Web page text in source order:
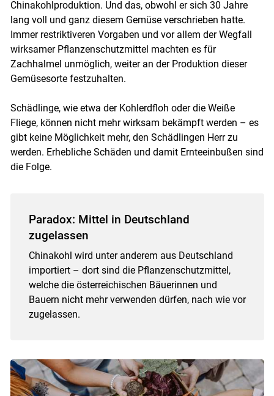
Chinakohlproduktion. Und das, obwohl er sich 30 Jahre
lang voll und ganz diesem Gemüse verschrieben hatte.
Immer restriktiveren Vorgaben und vor allem der Wegfall
wirksamer Pflanzenschutzmittel machten es für
Zachhalmel unmöglich, weiter an der Produktion dieser
Gemüsesorte festzuhalten.
Schädlinge, wie etwa der Kohlerdfloh oder die Weiße
Fliege, können nicht mehr wirksam bekämpft werden – es
gibt keine Möglichkeit mehr, den Schädlingen Herr zu
werden. Erhebliche Schäden und damit Ernteeinbußen sind
die Folge.
Paradox: Mittel in Deutschland
zugelassen
Chinakohl wird unter anderem aus Deutschland
importiert – dort sind die Pflanzenschutzmittel,
welche die österreichischen Bäuerinnen und
Bauern nicht mehr verwenden dürfen, nach wie vor
zugelassen.